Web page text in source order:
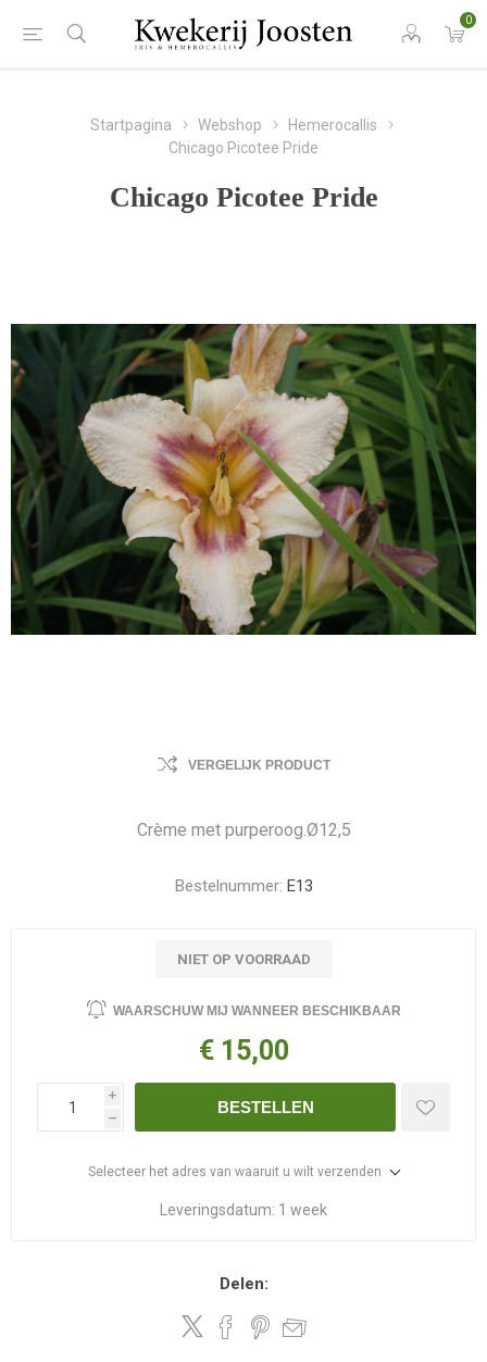
0
Startpagina Webshop
Hemerocallis
Chicago Picotee Pride
Chicago Picotee Pride
VERGELIJK PRODUCT
Crème met purperoog.Ø12,5
Bestelnummer: E13
NIET OP VOORRAAD
WAARSCHUW MIJ WANNEER BESCHIKBAAR
€ 15,00
i
h
BESTELLEN
Selecteer het adres van waaruit u wilt verzenden
Leveringsdatum: 1 week
Delen: